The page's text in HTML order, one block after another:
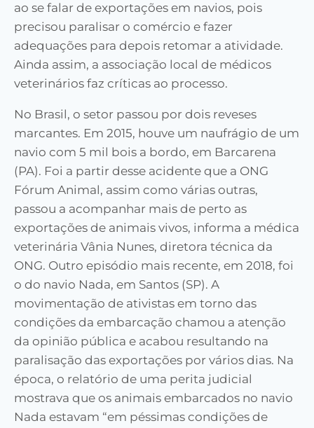
ao se falar de exportações em navios, pois
precisou paralisar o comércio e fazer
adequações para depois retomar a atividade.
Ainda assim, a associação local de médicos
veterinários faz críticas ao processo.
No Brasil, o setor passou por dois reveses
marcantes. Em 2015, houve um naufrágio de um
navio com 5 mil bois a bordo, em Barcarena
(PA). Foi a partir desse acidente que a ONG
Fórum Animal, assim como várias outras,
passou a acompanhar mais de perto as
exportações de animais vivos, informa a médica
veterinária Vânia Nunes, diretora técnica da
ONG. Outro episódio mais recente, em 2018, foi
o do navio Nada, em Santos (SP). A
movimentação de ativistas em torno das
condições da embarcação chamou a atenção
da opinião pública e acabou resultando na
paralisação das exportações por vários dias. Na
época, o relatório de uma perita judicial
mostrava que os animais embarcados no navio
Nada estavam “em péssimas condições de